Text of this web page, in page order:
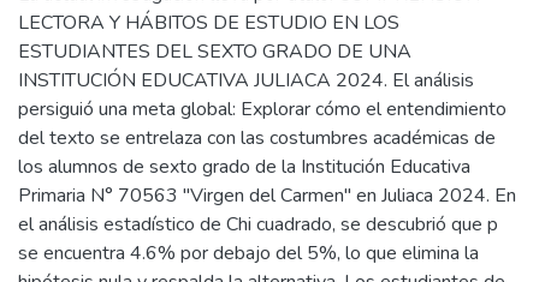
LECTORA Y HÁBITOS DE ESTUDIO EN LOS
ESTUDIANTES DEL SEXTO GRADO DE UNA
INSTITUCIÓN EDUCATIVA JULIACA 2024. El análisis
persiguió una meta global: Explorar cómo el entendimiento
del texto se entrelaza con las costumbres académicas de
los alumnos de sexto grado de la Institución Educativa
Primaria N° 70563 "Virgen del Carmen" en Juliaca 2024. En
el análisis estadístico de Chi cuadrado, se descubrió que p
se encuentra 4.6% por debajo del 5%, lo que elimina la